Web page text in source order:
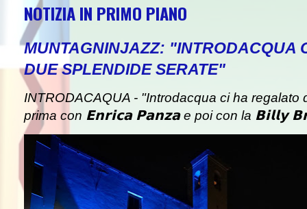
NOTIZIA IN PRIMO PIANO
MUNTAGNINJAZZ: "INTRODACQUA
DUE SPLENDIDE SERATE"
INTRODACAQUA - "Introdacqua ci ha regalato
prima con 𝗘𝗻𝗿𝗶𝗰𝗮 𝗣𝗮𝗻𝘇𝗮 e poi con la 𝗕𝗶𝗹𝗹𝘆